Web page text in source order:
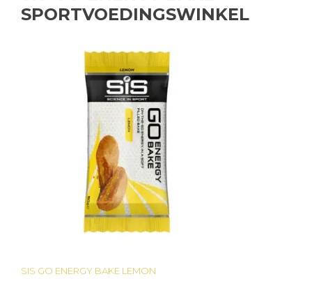
SPORTVOEDINGSWINKEL
Bericht
SIS GO ENERGY BAKE LEMON